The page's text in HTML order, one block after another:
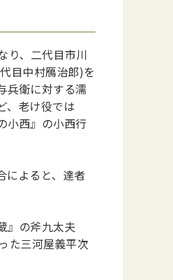
り、二代目市川
目中村鴈治郎)を
兵衛に対する濡
、老け役では
小西』の小西行
によると、達者
』の斧九太夫
た三河屋義平次